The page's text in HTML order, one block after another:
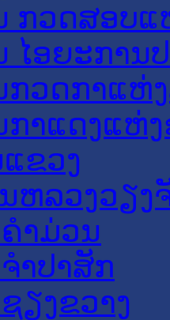
ກວດສອບແ
ໄອຍະການ
ກວດກາແຫ່
ກາແດງແຫ່
ຂວງ
ຫລວງວຽງ
າມ່ວນ
າປາສັກ
ຽງຂວາງ